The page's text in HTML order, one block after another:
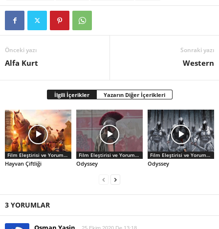
Önceki yazı
Alfa Kurt
Sonraki yazı
Western
İlgili İçerikler Yazarın Diğer İçerikleri
Film Eleştirisi ve Yorumlar
Hayvan Çiftliği
Film Eleştirisi ve Yorumlar
Odyssey
Film Eleştirisi ve Yorumlar
Odyssey
3 YORUMLAR